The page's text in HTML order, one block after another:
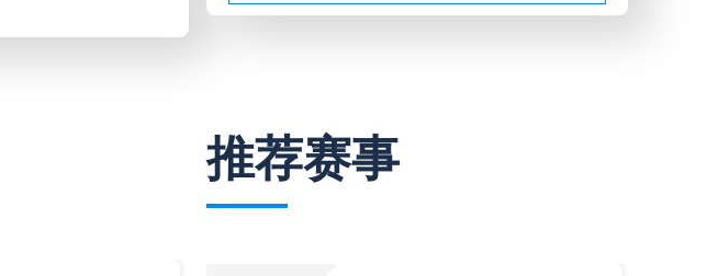
标签
比赛录像 西甲
05月26日 AC米兰vs蒙扎全场录像回放
标签
推荐赛事